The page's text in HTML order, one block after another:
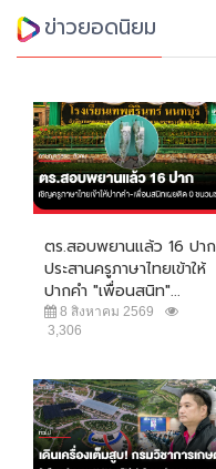
ข่าวยอดนิยม
ตร.สอบพยานแล้ว 16 ปาก
ประสานครูภาษาไทยเข้าให้
ปากคำ "เพื่อนสนิท"...
8 สิงหาคม 2569
3,306